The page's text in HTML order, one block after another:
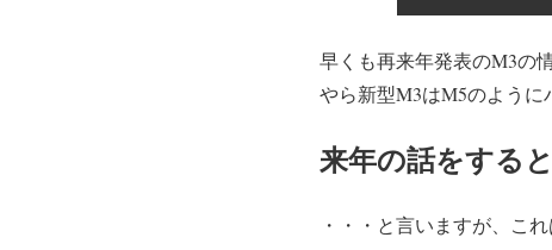
早くも再来年発表のM3の
やら新型M3はM5のように
来年の話をする
・・・と言いますが、こ